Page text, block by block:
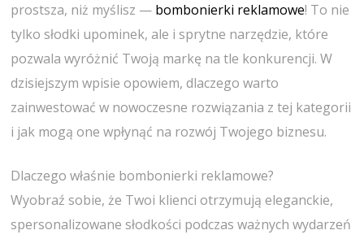
prostsza, niż myślisz — bombonierki reklamowe! To nie
tylko słodki upominek, ale i sprytne narzędzie, które
pozwala wyróżnić Twoją markę na tle konkurencji. W
dzisiejszym wpisie opowiem, dlaczego warto
zainwestować w nowoczesne rozwiązania z tej kategorii
i jak mogą one wpłynąć na rozwój Twojego biznesu.
Dlaczego właśnie bombonierki reklamowe?
Wyobraź sobie, że Twoi klienci otrzymują eleganckie,
spersonalizowane słodkości podczas ważnych wydarzeń